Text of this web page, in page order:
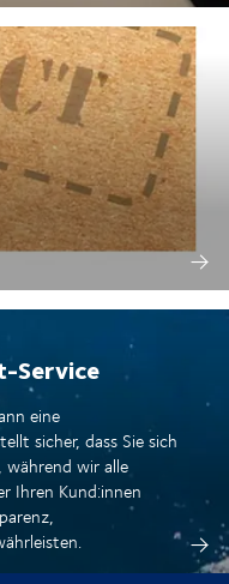
Service
eine
sicher, dass Sie sich
wir alle
Ihren Kund:innen